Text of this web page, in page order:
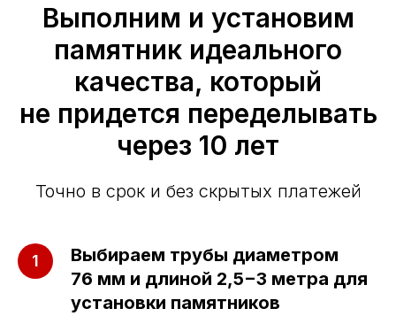
Выполним и установим
памятник идеального
качества, который
не придется переделывать
через 10 лет
Точно в срок и без скрытых платежей
Выбираем трубы диаметром
76 мм и длиной 2,5−3 метра для
установки памятников
Приезжайте к нам
в офис